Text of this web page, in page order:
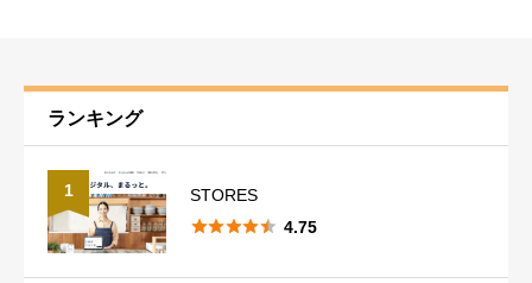
ランキング
1
STORES
 4.75